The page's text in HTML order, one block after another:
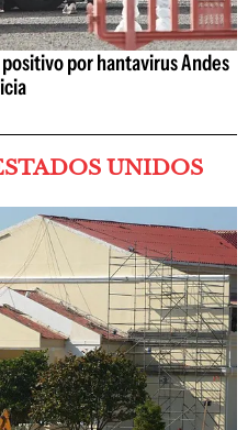
por hantavirus Andes
UNIDOS